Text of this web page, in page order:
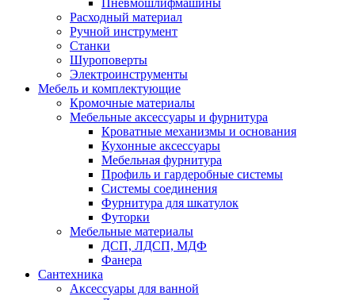
Пневмошлифмашины
Расходный материал
Ручной инструмент
Станки
Шуроповерты
Электроинструменты
Мебель и комплектующие
Кромочные материалы
Мебельные аксессуары и фурнитура
Кроватные механизмы и основания
Кухонные аксессуары
Мебельная фурнитура
Профиль и гардеробные системы
Системы соединения
Фурнитура для шкатулок
Футорки
Мебельные материалы
ДСП, ЛДСП, МДФ
Фанера
Сантехника
Аксессуары для ванной